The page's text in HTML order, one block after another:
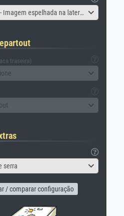
Quadro de lona - Imagem espelhada na lateral
traseira)
serra
/ comparar configuração